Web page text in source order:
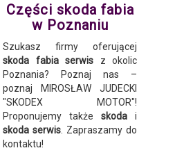
Części skoda fabia
w Poznaniu
Szukasz firmy oferującej
skoda fabia serwis z okolic
Poznania? Poznaj nas –
poznaj MIROSŁAW JUDECKI
"SKODEX MOTOR"!
Proponujemy także skoda i
skoda serwis . Zapraszamy do
kontaktu!